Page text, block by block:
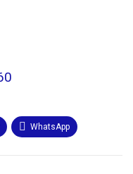
WhatsApp